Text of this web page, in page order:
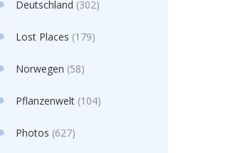
Deutschland (302)
Lost Places (179)
Norwegen (58)
Pflanzenwelt(104)
Photos (627)